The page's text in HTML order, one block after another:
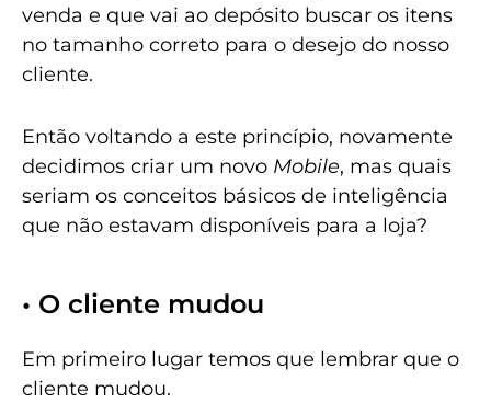
venda e que vai ao depósito buscar os itens
no tamanho correto para o desejo do nosso
cliente.
Então voltando a este princípio, novamente
decidimos criar um novo Mobile, mas quais
seriam os conceitos básicos de inteligência
que não estavam disponíveis para a loja?
• O cliente mudou
Em primeiro lugar temos que lembrar que o
cliente mudou.